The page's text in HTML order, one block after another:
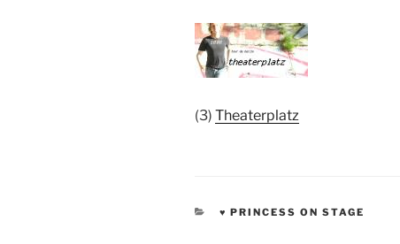
(3) Theaterplatz
KATEGORIEN
♥ PRINCESS ON STAGE